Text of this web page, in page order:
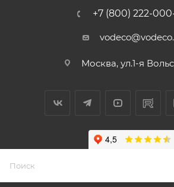
+7 (800) 222-
Москва, ул.1-я